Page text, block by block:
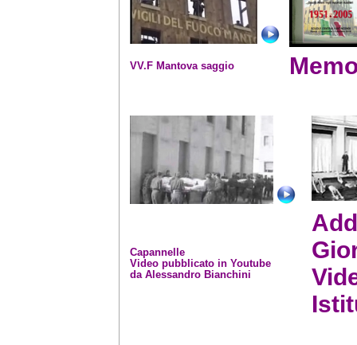
VV.F Mantova saggio
Capannelle
Video pubblicato in Youtube
da Alessandro Bianchini